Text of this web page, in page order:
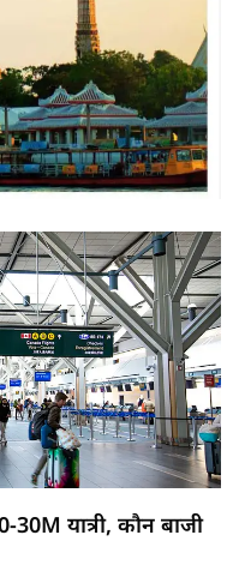
30M यात्री, कौन बाजी